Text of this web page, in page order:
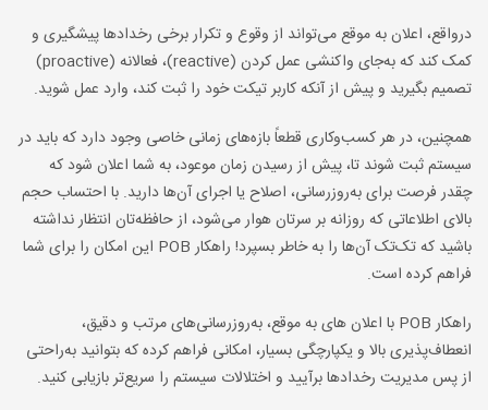
درواقع، اعلان به موقع می‌تواند از وقوع و تکرار برخی رخدادها پیشگیری و
کمک کند که به‌جای واکنشی عمل کردن (reactive)، فعالانه (proactive)
تصمیم بگیرید و پیش از آنکه کاربر تیکت خود را ثبت کند، وارد عمل شوید.
همچنین، در هر کسب‌وکاری قطعاً بازه‌های زمانی خاصی وجود دارد که باید در
سیستم ثبت شوند تا، پیش از رسیدن زمان موعود، به شما اعلان شود که
چقدر فرصت برای به‌روزرسانی، اصلاح یا اجرای آن‌ها دارید. با احتساب حجم
بالای اطلاعاتی که روزانه بر سرتان هوار می‌شود، از حافظه‌تان انتظار نداشته
باشید که تک‌تک آن‌ها را به خاطر بسپرد! راهکار POB این امکان را برای شما
فراهم کرده است.
راهکار POB با اعلان های به موقع، به‌روزرسانی‌های مرتب و دقیق،
انعطاف‌پذیری بالا و یکپارچگی بسیار، امکانی فراهم کرده که بتوانید به‌راحتی
از پس مدیریت رخدادها برآیید و اختلالات سیستم را سریع‌تر بازیابی کنید.